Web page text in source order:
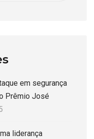
em segurança
Prêmio José
liderança